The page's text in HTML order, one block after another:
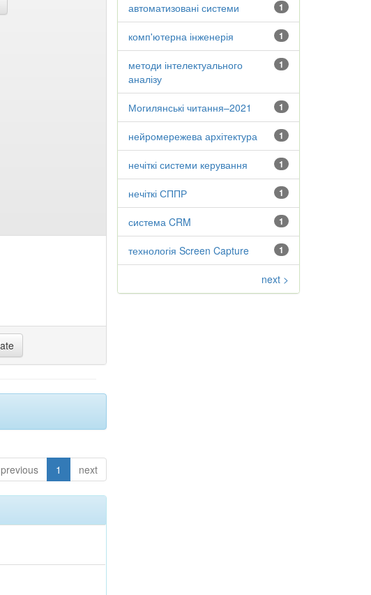
previous 1 next
1
автоматизовані системи
1
комп'ютерна інженерія
1
методи інтелектуального
аналізу
1
Могилянські читання–2021
1
нейромережева архітектура
1
нечіткі системи керування
1
нечіткі СППР
1
система CRM
1
технологія Screen Capture
next >